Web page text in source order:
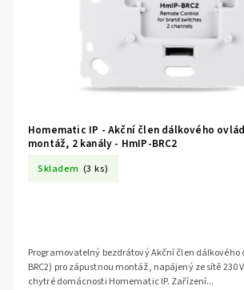
Homematic IP - Akční člen dálkového
montáž, 2 kanály - HmIP-BRC2
Skladem (3 ks)
Programovatelný bezdrátový Akční člen dálkového
BRC2) pro zápustnou montáž, napájený ze sítě 230
chytré domácnosti Homematic IP. Zařízení...